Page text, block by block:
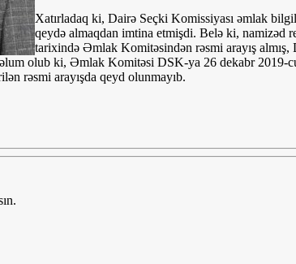
Xatırladaq ki, Dairə Seçki Komissiyası əmlak
qeydə almaqdan imtina etmişdi. Belə ki, namizəd
tarixində Əmlak Komitəsindən rəsmi arayış almış,
olub ki, Əmlak Komitəsi DSK-ya 26 dekabr 2019-
rəsmi arayışda qeyd olunmayıb.